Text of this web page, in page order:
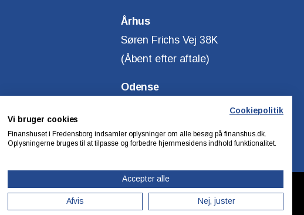
Århus
Søren Frichs Vej 38K
(Åbent efter aftale)
Odense
Cookiepolitik
Vi bruger cookies
Finanshuset i Fredensborg indsamler oplysninger om alle besøg på finanshus.dk.
Oplysningerne bruges til at tilpasse og forbedre hjemmesidens indhold funktionalitet.
Accepter alle
Afvis Nej, juster